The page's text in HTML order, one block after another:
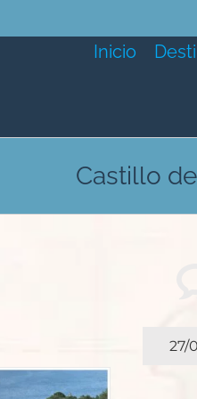
Inicio
Castillo
27/